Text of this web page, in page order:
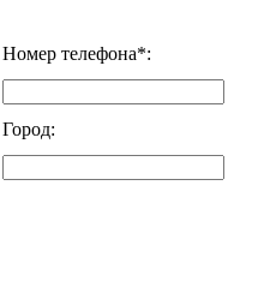
Номер телефона*:
Город: